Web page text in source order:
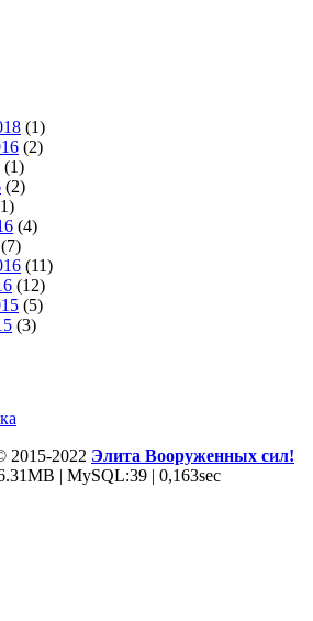
(1)
(2)
(1)
(2)
(4)
(7)
(11)
(12)
(5)
(3)
2015-2022 Элита Вооруженных сил!
| MySQL:39 | 0,163sec